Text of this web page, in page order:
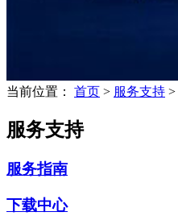
当前位置： 首页 > 服务支持 >
服务支持
服务指南
下载中心